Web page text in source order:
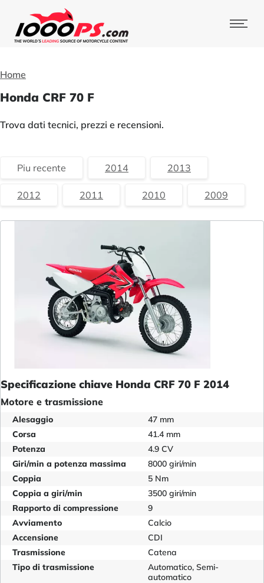
Home
Honda CRF 70 F
Trova dati tecnici, prezzi e recensioni.
Piu recente 2014 2013
2012 2011 2010 2009
Specificazione chiave Honda CRF 70 F 2014
Motore e trasmissione
Alesaggio
47 mm
Corsa
41.4 mm
Potenza
4.9 CV
Giri/min a potenza massima
8000 giri/min
Coppia
5 Nm
Coppia a giri/min
3500 giri/min
Rapporto di compressione
9
Avviamento
Calcio
Accensione
CDI
Trasmissione
Catena
Tipo di trasmissione
Automatico, Semi-
automatico